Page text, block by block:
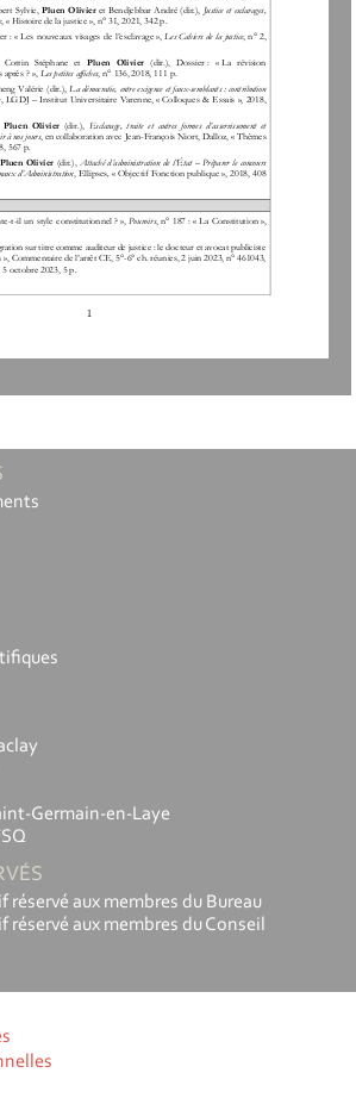
1
Sylvie, Pluen Olivier et Bendjebbar André (dir.),
Justice et esclavages,
, « Histoire de la justice », n° 31, 2021, 342 p.
: « Les nouveaux visages de l’esclavage », Les Cahiers de la justice, n° 2,
Cottin   Stéphane   et Pluen   Olivier (dir.),   Dossier :   « La   révision
après ? », Les petites affiches, n° 136, 2018, 111 p.
Valérie (dir.), La démocratie, entre exigence et faux-semblants : contribution
, LGDJ – Institut Universitaire Varenne, « Colloques & Essais », 2018,
Pluen  Olivier (dir.),
Esclavage,  traite  et  autres  formes  d’asservissement et
à nos jours, en collaboration avec Jean-François Niort, Dalloz, « Thèmes
567 p.
Pluen Olivier (dir.), Attaché d’administration de l’État – Préparer le concours
d’Administration, Ellipses, « Objectif Fonction publique », 2018, 408
-t-il un style constitutionnel ? », Pouvoirs, n° 187 : « La Constitution »,
sur titre comme auditeur de justice : le docteur et avocat publiciste
», Commentaire de l’arrêt CE, 5°-6° ch. réunies, 2 juin 2023, n° 461043,
5 octobre 2023, 5 p.
Germain-en-Laye
réservé aux membres du Bureau
réservé aux membres du Conseil